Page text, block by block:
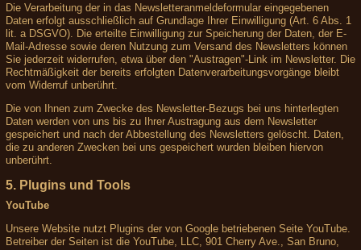
Die Verarbeitung der in das Newsletteranmeldeformular eingegebenen
Daten erfolgt ausschließlich auf Grundlage Ihrer Einwilligung (Art. 6 Abs. 1
lit. a DSGVO). Die erteilte Einwilligung zur Speicherung der Daten, der E-
Mail-Adresse sowie deren Nutzung zum Versand des Newsletters können
Sie jederzeit widerrufen, etwa über den "Austragen"-Link im Newsletter. Die
Rechtmäßigkeit der bereits erfolgten Datenverarbeitungsvorgänge bleibt
vom Widerruf unberührt.
Die von Ihnen zum Zwecke des Newsletter-Bezugs bei uns hinterlegten
Daten werden von uns bis zu Ihrer Austragung aus dem Newsletter
gespeichert und nach der Abbestellung des Newsletters gelöscht. Daten,
die zu anderen Zwecken bei uns gespeichert wurden bleiben hiervon
unberührt.
5. Plugins und Tools
YouTube
Unsere Website nutzt Plugins der von Google betriebenen Seite YouTube.
Betreiber der Seiten ist die YouTube, LLC, 901 Cherry Ave., San Bruno,